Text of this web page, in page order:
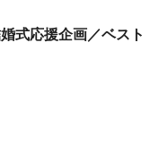
ました。全てプラン
おかげです。一生の
た。
式応援企画／ベスト